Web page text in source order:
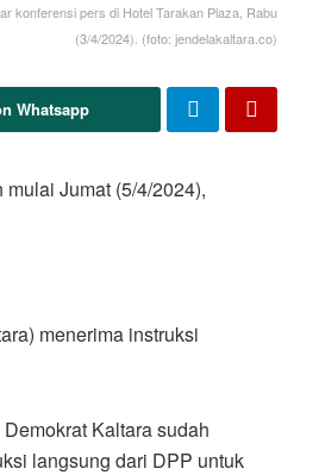
konferensi pers di Hotel Tarakan Plaza, Rabu
(3/4/2024). (foto: jendelakaltara.co)
Whatsapp
Jumat (5/4/2024),
menerima instruksi
Kaltara sudah
langsung dari DPP untuk